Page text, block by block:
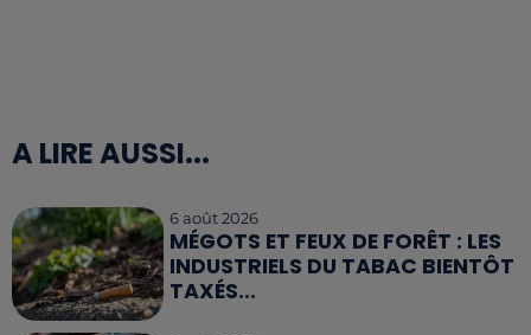
A LIRE AUSSI...
6 août 2026
MÉGOTS ET FEUX DE FORÊT : LES
INDUSTRIELS DU TABAC BIENTÔT
TAXÉS...